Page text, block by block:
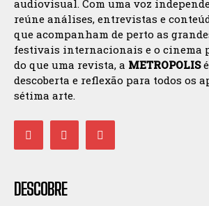
audiovisual. Com uma voz
reúne análises, entrevistas e
que acompanham de perto as
festivais internacionais e o cinema
do que uma revista, a METROPOLIS
descoberta e reflexão para todos os
sétima arte.
DESCOBRE